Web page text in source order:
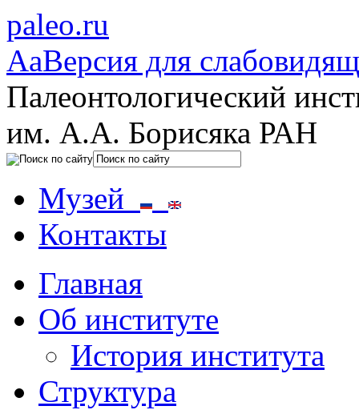
paleo.ru
AaВерсия для
Палеонтологический
им. А.А. Борисяка РАН
Музей
Контакты
Главная
Об институте
История института
Структура